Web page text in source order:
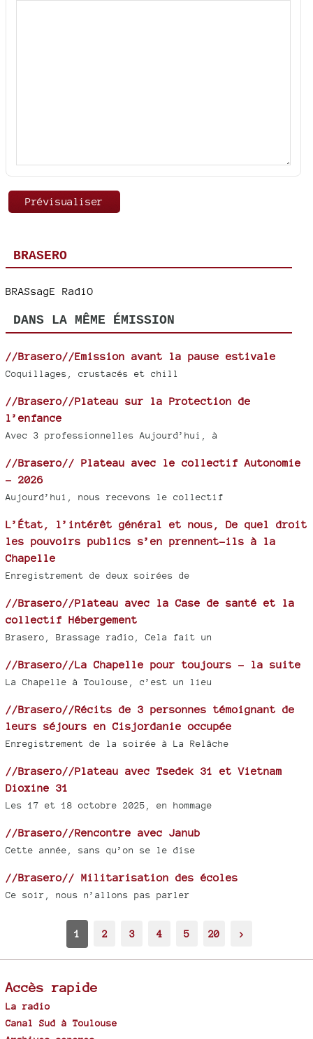
BRASERO
BRASsagE RadiO
DANS LA MÊME ÉMISSION
//Brasero//Emission avant la pause estivale
Coquillages, crustacés et chill
//Brasero//Plateau sur la Protection de
l’enfance
Avec 3 professionnelles Aujourd’hui, à
//Brasero// Plateau avec le collectif Autonomie
- 2026
Aujourd’hui, nous recevons le collectif
L’État, l’intérêt général et nous, De quel droit
les pouvoirs publics s’en prennent-ils à la
Chapelle
Enregistrement de deux soirées de
//Brasero//Plateau avec la Case de santé et la
collectif Hébergement
Brasero, Brassage radio, Cela fait un
//Brasero//La Chapelle pour toujours - la suite
La Chapelle à Toulouse, c’est un lieu
//Brasero//Récits de 3 personnes témoignant de
leurs séjours en Cisjordanie occupée
Enregistrement de la soirée à La Relâche
//Brasero//Plateau avec Tsedek 31 et Vietnam
Dioxine 31
Les 17 et 18 octobre 2025, en hommage
//Brasero//Rencontre avec Janub
Cette année, sans qu’on se le dise
//Brasero// Militarisation des écoles
Ce soir, nous n’allons pas parler
1 2 3 4 5 20 >
Accès rapide
La radio
Canal Sud à Toulouse